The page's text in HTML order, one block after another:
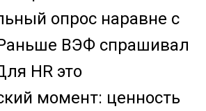
опрос наравне с
Раньше ВЭФ спрашивал
HR это
момент: ценность